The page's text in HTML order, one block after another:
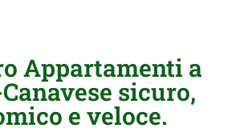
Appartamenti a
sicuro,
e veloce.